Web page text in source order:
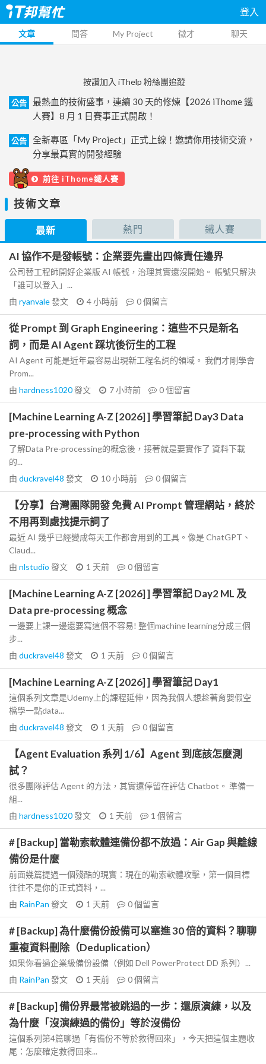
登入
文章 問答 My Project 徵才 聊天
按讚加入 iThelp 粉絲團追蹤
公告
最熱血的技術盛事，連續 30 天的修煉【2026 iThome 鐵
人賽】8 月 1 日賽事正式開啟！
公告
全新專區「My Project」正式上線！邀請你用技術交流，
分享最真實的開發經驗
前往 iThome鐵人賽
技術文章
最新 熱門 鐵人賽
AI 協作不是發帳號：企業要先畫出四條責任邊界
公司替工程師開好企業版 AI 帳號，治理其實還沒開始。 帳號只解決
「誰可以登入」...
由 ryanvale發文 4 小時前 0個留言
從 Prompt 到 Graph Engineering：這些不只是新名
詞，而是 AI Agent 踩坑後衍生的工程
AI Agent 可能是近年最容易出現新工程名詞的領域。 我們才剛學會
Prom...
由 hardness1020發文 7 小時前 0個留言
[Machine Learning A-Z [2026] ] 學習筆記 Day3 Data
pre-processing with Python
了解Data Pre-processing的概念後，接著就是要實作了 資料下載
的...
由 duckravel48 發文 10 小時前 0個留言
【分享】台灣團隊開發 免費 AI Prompt 管理網站，終於
不用再到處找提示詞了
最近 AI 幾乎已經變成每天工作都會用到的工具。像是 ChatGPT、
Claud...
由 nlstudio 發文 1 天前 0個留言
[Machine Learning A-Z [2026] ] 學習筆記 Day2 ML 及
Data pre-processing 概念
一邊要上課一邊還要寫這個不容易! 整個machine learning分成三個
步...
由 duckravel48 發文 1 天前 0個留言
[Machine Learning A-Z [2026] ] 學習筆記 Day1
這個系列文章是Udemy上的課程延伸，因為我個人想趁著育嬰假空
檔學一點data...
由 duckravel48 發文 1 天前 0個留言
【Agent Evaluation 系列 1/6】Agent 到底該怎麼測
試？
很多團隊評估 Agent 的方法，其實還停留在評估 Chatbot。 準備一
組...
由 hardness1020發文 1 天前 1 個留言
# [Backup] 當勒索軟體連備份都不放過：Air Gap 與離線
備份是什麼
前面幾篇提過一個殘酷的現實：現在的勒索軟體攻擊，第一個目標
往往不是你的正式資料，...
由 RainPan 發文 1 天前 0個留言
# [Backup] 為什麼備份設備可以塞進 30 倍的資料？聊聊
重複資料刪除（Deduplication）
如果你看過企業級備份設備（例如 Dell PowerProtect DD 系列）...
由 RainPan 發文 1 天前 0個留言
# [Backup] 備份界最常被跳過的一步：還原演練，以及
為什麼「沒演練過的備份」等於沒備份
這個系列第4篇聊過「有備份不等於救得回來」，今天把這個主題收
尾：怎麼確定救得回來...